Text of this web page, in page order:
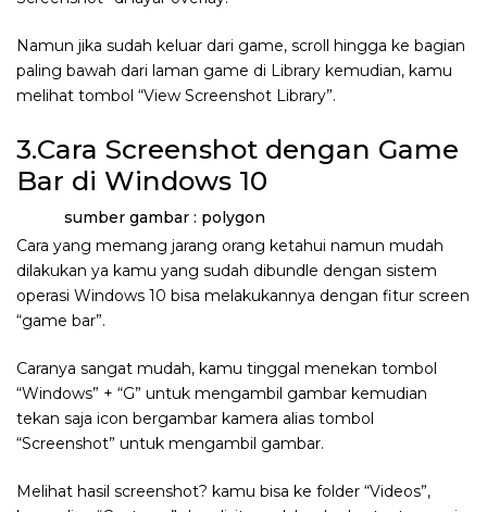
Namun jika sudah keluar dari game, scroll hingga ke bagian
paling bawah dari laman game di Library kemudian, kamu
melihat tombol “View Screenshot Library”.
3.Cara Screenshot dengan Game
Bar di Windows 10
sumber gambar : polygon
Cara yang memang jarang orang ketahui namun mudah
dilakukan ya kamu yang sudah dibundle dengan sistem
operasi Windows 10 bisa melakukannya dengan fitur screen
“game bar”.
Caranya sangat mudah, kamu tinggal menekan tombol
“Windows” + “G” untuk mengambil gambar kemudian
tekan saja icon bergambar kamera alias tombol
“Screenshot” untuk mengambil gambar.
Melihat hasil screenshot? kamu bisa ke folder “Videos”,